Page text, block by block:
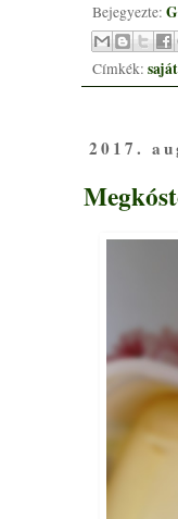
Bejegyezte:
Címkék:
2017.